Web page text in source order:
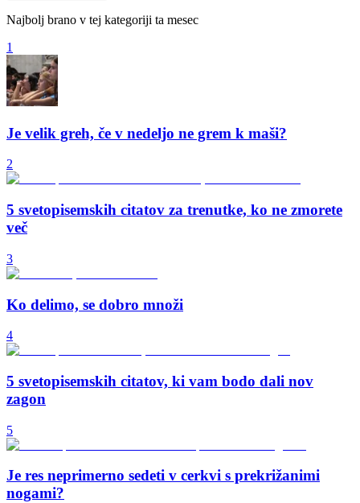
Najbolj brano v tej kategoriji ta mesec
1
Je velik greh, če v nedeljo ne grem k maši?
2
5 svetopisemskih citatov za trenutke, ko ne zmorete
več
3
Ko delimo, se dobro množi
4
5 svetopisemskih citatov, ki vam bodo dali nov
zagon
5
Je res neprimerno sedeti v cerkvi s prekrižanimi
nogami?